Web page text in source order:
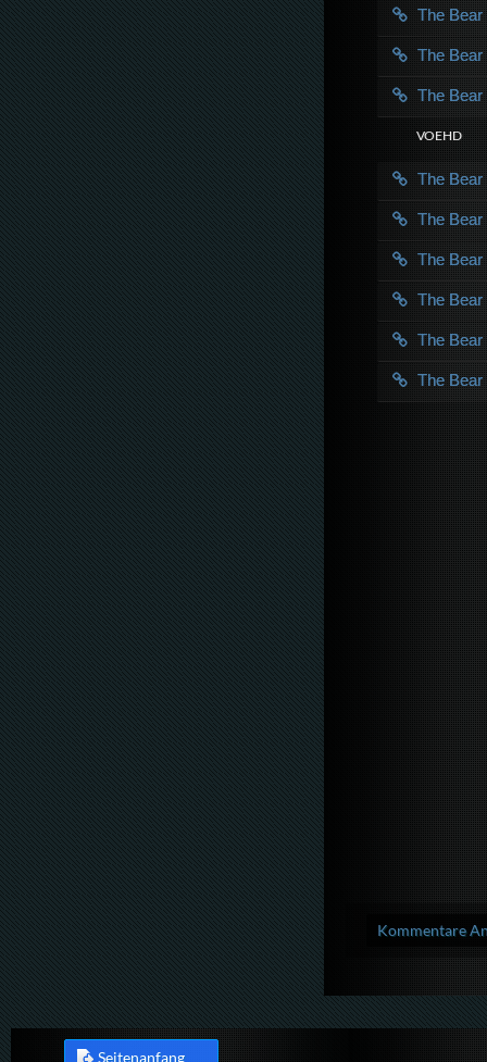
The
The
The
VOE HD
The
The
The
The
The
The
Kommentare
Seitenanfang